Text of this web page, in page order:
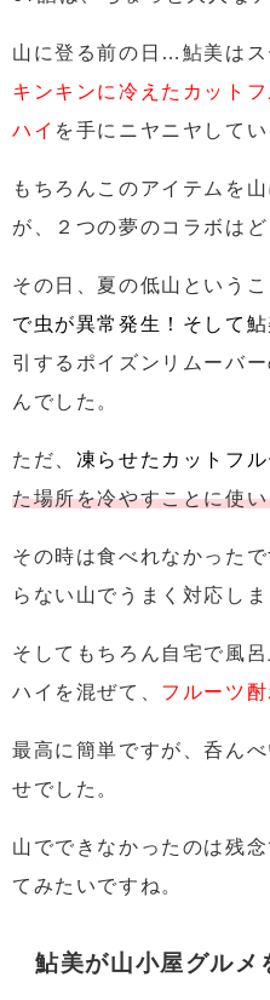
山に登る前の日…鮎美は
キンキンに冷えたカット
ハイ を手にニヤニヤしてい
もちろんこのアイテムを
が、
２つの夢のコラボは
その日、夏の低山という
で虫が異常発生！そして
引するポイズンリムーバ
んでした。
ただ、 凍らせたカットフ
た場所を冷やすことに使
その時は食べれなかったで
らない山でうまく対応しま
そしてもちろん自宅で 風
ハイを混ぜて、 フルーツ酎
最高に簡単ですが、呑ん
せでした。
山でできなかったのは残
てみたいですね。
鮎美が山小屋グルメ